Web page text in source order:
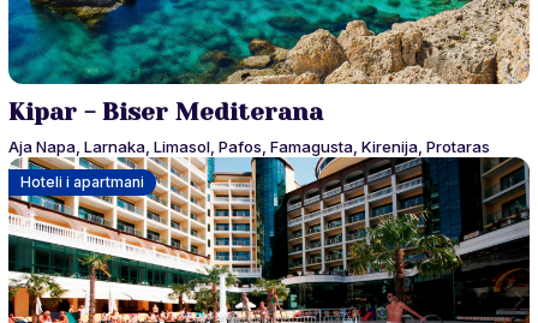
Kipar - Biser Mediterana
Aja Napa, Larnaka, Limasol, Pafos, Famagusta, Kirenija, Protaras
Hoteli i apartmani